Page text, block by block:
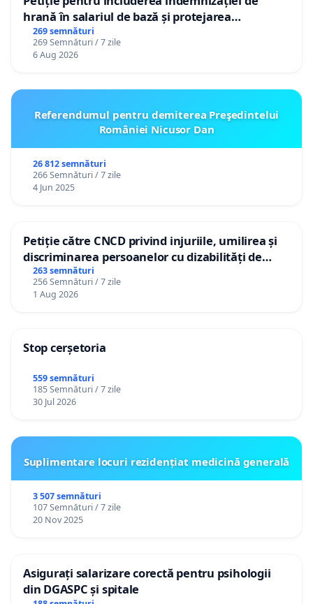
hrană în salariul de bază și protejarea
gradațiilor de vechime pentru asistenții
personali
269 semnături
269 Semnături / 7 zile
6 Aug 2026
Referendumul pentru demiterea Preşedintelui
României Nicusor Dan
26 812 semnături
266 Semnături / 7 zile
4 Jun 2025
Petiție către CNCD privind injuriile, umilirea și
discriminarea persoanelor cu dizabilități de
către utilizatorul TikTok „Gorici”
263 semnături
256 Semnături / 7 zile
1 Aug 2026
Stop cerșetoria
559 semnături
185 Semnături / 7 zile
30 Jul 2026
Suplimentare locuri rezidențiat medicină generală
3 507 semnături
107 Semnături / 7 zile
20 Nov 2025
Asigurați salarizare corectă pentru psihologii
din DGASPC și spitale